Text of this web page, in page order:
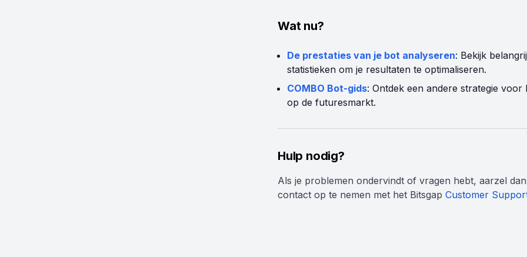
Wat nu?
De prestaties van je bot analyseren: Bekijk
statistieken om je resultaten te optimaliseren.
COMBO Bot-gids: Ontdek een andere strategie voor
op de futuresmarkt.
Hulp nodig?
Als je problemen ondervindt of vragen hebt, aarzel
contact op te nemen met het Bitsgap Customer